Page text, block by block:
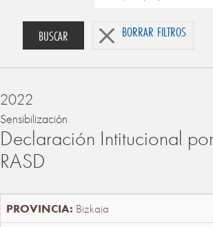
BUSCAR BORRAR FILTROS
2022
Sensibilización
Declaración Intitucional
RASD
Bizkaia